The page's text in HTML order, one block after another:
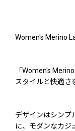
Women's Merino
「Women's
スタイルと快適さ
デザインはシンプ
に、モダンなカジ